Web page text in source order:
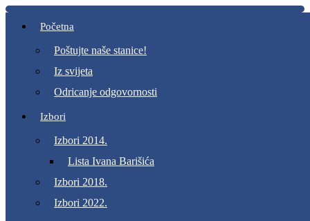
Početna
Poštujte naše stanice!
Iz svijeta
Odricanje odgovornosti
Izbori
Izbori 2014.
Lista Ivana Barišića
Izbori 2018.
Izbori 2022.